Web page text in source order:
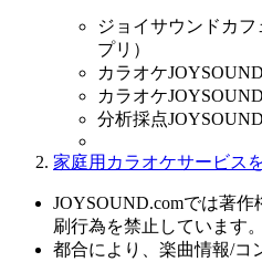
ジョイサウンドカ
プリ）
カラオケ
カラオケ
分析採点
家庭用カラオケサービス
JOYSOUND.comでは著
刷行為を禁止しています。
都合により、楽曲情報/コ